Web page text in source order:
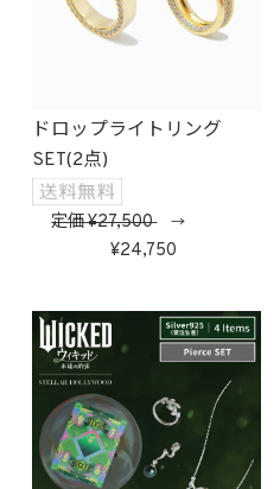
ドロップライトリング
SET(2点)
定価 27,500→
24,750